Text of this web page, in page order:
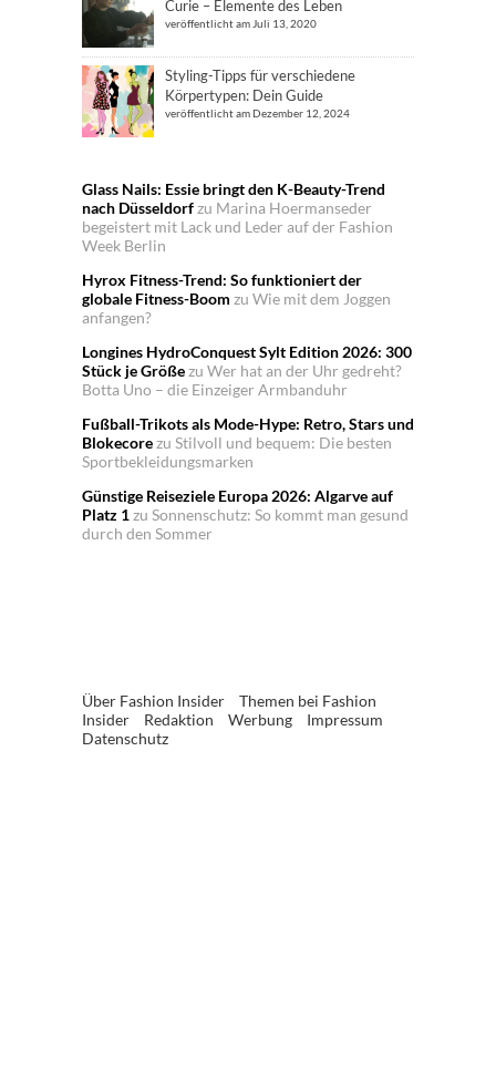
Curie – Elemente des Leben
veröffentlicht am Juli 13, 2020
Styling-Tipps für verschiedene
Körpertypen: Dein Guide
veröffentlicht am Dezember 12, 2024
Glass Nails: Essie bringt den K-Beauty-Trend
nach Düsseldorfzu Marina Hoermanseder
begeistert mit Lack und Leder auf der Fashion
Week Berlin
Hyrox Fitness-Trend: So funktioniert der
globale Fitness-Boom zu Wie mit dem Joggen
anfangen?
Longines HydroConquest Sylt Edition 2026: 300
Stück je Größezu Wer hat an der Uhr gedreht?
Botta Uno – die Einzeiger Armbanduhr
Fußball-Trikots als Mode-Hype: Retro, Stars und
Blokecorezu Stilvoll und bequem: Die besten
Sportbekleidungsmarken
Günstige Reiseziele Europa 2026: Algarve auf
Platz 1zu Sonnenschutz: So kommt man gesund
durch den Sommer
Über Fashion Insider
Themen bei Fashion
Insider
Redaktion Werbung
Impressum
Datenschutz